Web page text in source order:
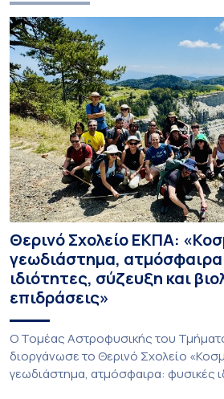
Θερινό Σχολείο ΕΚΠΑ:
γεωδιάστημα,
ιδιότητες, σύζευξη και
επιδράσεις»
Ο Τομέας Αστροφυσικής του
διοργάνωσε το Θερινό Σχολείο
γεωδιάστημα, ατμόσφαιρα: φυσικές